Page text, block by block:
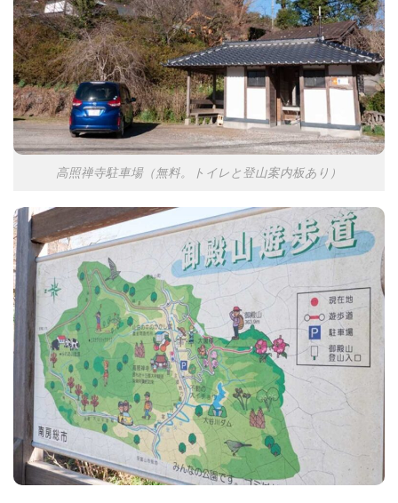
高照禅寺駐車場（無料。トイレと登山案内板あり）